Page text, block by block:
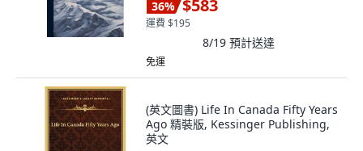
36% $583
運費 $195
8/19 預計送達
免運
(英文圖書) Life In Canada Fifty Years
Ago 精裝版, Kessinger Publishing,
英文